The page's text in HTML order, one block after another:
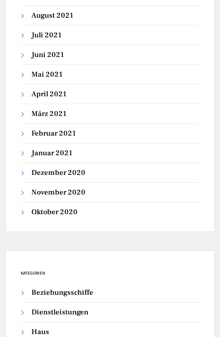
August 2021
Juli 2021
Juni 2021
Mai 2021
April 2021
März 2021
Februar 2021
Januar 2021
Dezember 2020
November 2020
Oktober 2020
KATEGORIEN
Beziehungsschiffe
Dienstleistungen
Haus